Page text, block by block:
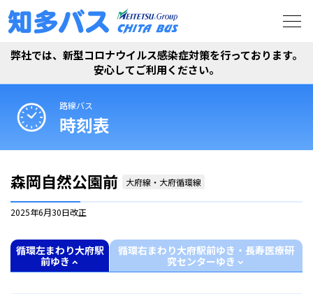
弊社では、新型コロナウイルス感染症対策を行っております。
安心してご利用ください。
路線バス
時刻表
森岡自然公園前 大府線・大府循環線
2025年6月30日改正
循環左まわり大府駅
前ゆき
循環右まわり大府駅前ゆき・長寿医療研
究センターゆき